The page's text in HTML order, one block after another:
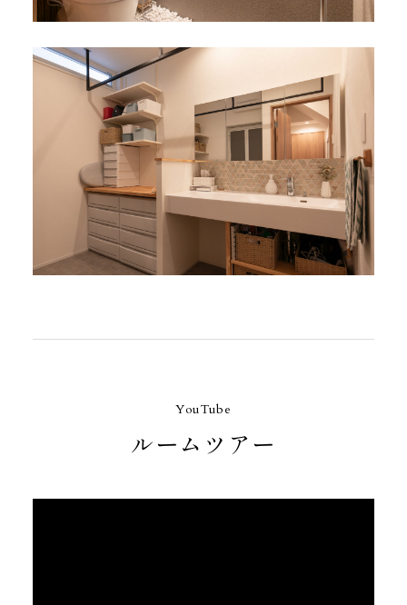
YouTube
ルームツアー